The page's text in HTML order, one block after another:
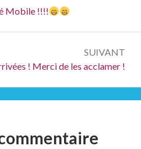
Mobile !!!!
SUIVANT
! Merci de les acclamer !